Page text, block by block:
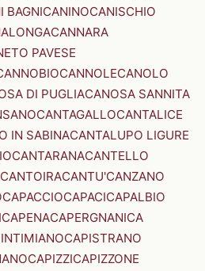
BAGNICANINOCANISCHIO
CANNARA
PAVESE
CANNOLECANOLO
DI PUGLIACANOSA SANNITA
CANTAGALLOCANTALICE
IN SABINACANTALUPO LIGURE
CANTARANACANTELLO
CANTOIRACANTU'CANZANO
CAPACCIOCAPACICAPALBIO
CAPENACAPERGNANICA
CAPISTRANO
CAPIZZICAPIZZONE